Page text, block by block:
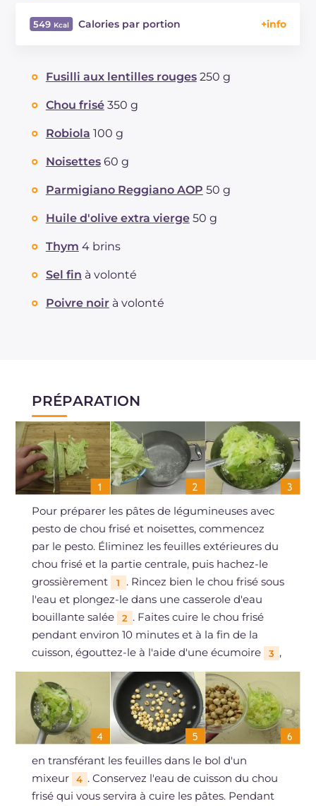
549 Calories par portion
Dont sucres g
Protéine
dont acides gras saturés
Fibre
Sodium mg
Fusilli aux lentilles rouges 250 g
Chou frisé 350 g
Robiola 100 g
Noisettes 60 g
Parmigiano Reggiano AOP 50 g
Huile d'olive extra vierge 50 g
Thym 4 brins
Sel fin à volonté
Poivre noir à volonté
PRÉPARATION
Pour préparer les pâtes de légumineuses avec
pesto de chou frisé et noisettes, commencez
par le pesto. Éliminez les feuilles extérieures du
chou frisé et la partie centrale, puis hachez-le
grossièrement
1
. Rincez bien le chou frisé sous
l'eau et plongez-le dans une casserole d'eau
bouillante salée
2 . Faites cuire le chou frisé
pendant environ 10 minutes et à la fin de la
cuisson, égouttez-le à l'aide d'une écumoire
3 ,
en transférant les feuilles dans le bol d'un
mixeur
4 . Conservez l'eau de cuisson du chou
frisé qui vous servira à cuire les pâtes. Pendant